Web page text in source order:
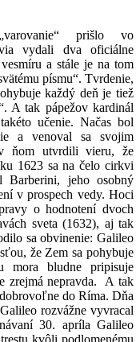
prišlo vo
vydali dva oficiálne
a stále je na tom
písmu“. Tvrdenie,
každý deň je tiež
A tak pápežov kardinál
učenie. Načas bol
a venoval sa svojim
ňom utvrdili vieru, že
1623 sa na čelo cirkvi
jeho osobný
v prospech vedy. Hoci
o hodnotení dvoch
sveta (1632), aj tak
sa obvinenie: Galileo
že Zem sa pohybuje
bludne pripisuje
zrejmá nepravda. A tak
do Ríma. Dňa
rozvážne vyvracal
30. apríla Galileo